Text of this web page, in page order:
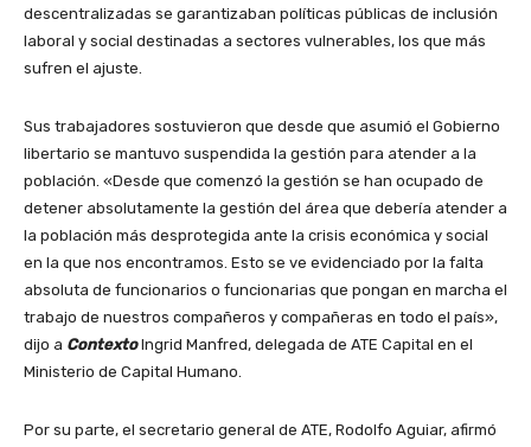
descentralizadas se garantizaban políticas públicas de inclusión
laboral y social destinadas a sectores vulnerables, los que más
sufren el ajuste.
Sus trabajadores sostuvieron que desde que asumió el Gobierno
libertario se mantuvo suspendida la gestión para atender a la
población. «Desde que comenzó la gestión se han ocupado de
detener absolutamente la gestión del área que debería atender a
la población más desprotegida ante la crisis económica y social
en la que nos encontramos. Esto se ve evidenciado por la falta
absoluta de funcionarios o funcionarias que pongan en marcha el
trabajo de nuestros compañeros y compañeras en todo el país»,
dijo a ContextoIngrid Manfred, delegada de ATE Capital en el
Ministerio de Capital Humano.
Por su parte, el secretario general de ATE, Rodolfo Aguiar, afirmó